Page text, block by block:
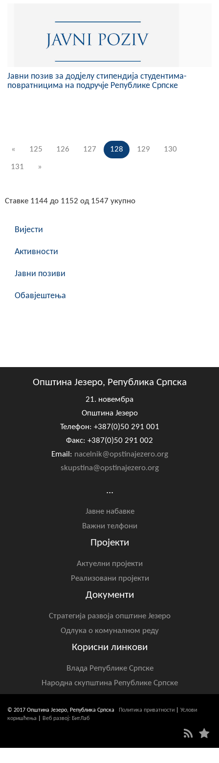
Јавни позив за додјелу стипендија студентима-
повратницима на подручје Републике Српске
« 125 126 127 128 129 130
131 »
Ставке 1144 до 1152 од 1547 укупно
Вијести
Активности
Јавни позиви
Обавјештења
Општина Језеро, Република Српска
21. новембра
Општина Језеро
Телефон: +387(0)50 291 001
Факс: +387(0)50 291 002
Email: nacelnik@opstinajezero.org
skupstina@opstinajezero.org
...
Јавне набавке
Важни телфони
Пројекти
Актуелни пројекти
Реализовани пројекти
Документи
Стратегија развоја општине Језеро
Одлука о комуналном реду
Корисни линкови
Влада Републике Српске
Народна скупштина Републике Српске
© 2017 Општина Језеро, Република Српска Политика приватности
Услови
коришћења
Веб развој: БитЛаб